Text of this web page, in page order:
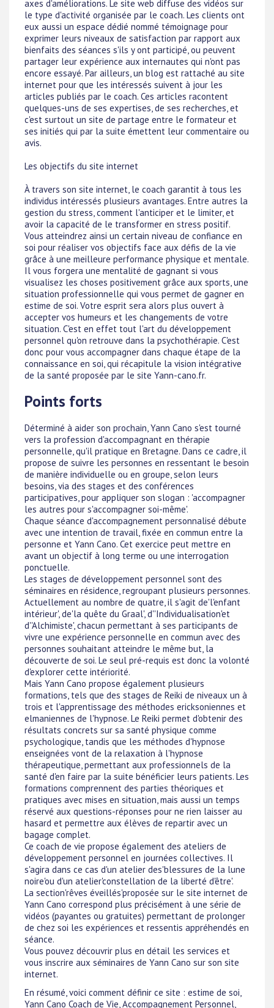
axes d'améliorations. Le site web diffuse des vidéos sur
le type d'activité organisée par le coach. Les clients ont
eux aussi un espace dédié nommé témoignage pour
exprimer leurs niveaux de satisfaction par rapport aux
bienfaits des séances s'ils y ont participé, ou peuvent
partager leur expérience aux internautes qui n'ont pas
encore essayé. Par ailleurs, un blog est rattaché au site
internet pour que les intéressés suivent à jour les
articles publiés par le coach. Ces articles racontent
quelques-uns de ses expertises, de ses recherches, et
c'est surtout un site de partage entre le formateur et
ses initiés qui par la suite émettent leur commentaire ou
avis.
Les objectifs du site internet
À travers son site internet, le coach garantit à tous les
individus intéressés plusieurs avantages. Entre autres la
gestion du stress, comment l'anticiper et le limiter, et
avoir la capacité de le transformer en stress positif.
Vous atteindrez ainsi un certain niveau de confiance en
soi pour réaliser vos objectifs face aux défis de la vie
grâce à une meilleure performance physique et mentale.
Il vous forgera une mentalité de gagnant si vous
visualisez les choses positivement grâce aux sports, une
situation professionnelle qui vous permet de gagner en
estime de soi. Votre esprit sera alors plus ouvert à
accepter vos humeurs et les changements de votre
situation. C'est en effet tout l'art du développement
personnel qu'on retrouve dans la psychothérapie. C'est
donc pour vous accompagner dans chaque étape de la
connaissance en soi, qui récapitule la vision intégrative
de la santé proposée par le site Yann-cano.fr.
Points forts
Déterminé à aider son prochain, Yann Cano s'est tourné
vers la profession d'accompagnant en thérapie
personnelle, qu'il pratique en Bretagne. Dans ce cadre, il
propose de suivre les personnes en ressentant le besoin
de manière individuelle ou en groupe, selon leurs
besoins, via des stages et des conférences
participatives, pour appliquer son slogan : 'accompagner
les autres pour s'accompagner soi-même'.
Chaque séance d'accompagnement personnalisé débute
avec une intention de travail, fixée en commun entre la
personne et Yann Cano. Cet exercice peut mettre en
avant un objectif à long terme ou une interrogation
ponctuelle.
Les stages de développement personnel sont des
séminaires en résidence, regroupant plusieurs personnes.
Actuellement au nombre de quatre, il s'agit de'l'enfant
intérieur', de'la quête du Graal', d''Individualisation'et
d''Alchimiste', chacun permettant à ses participants de
vivre une expérience personnelle en commun avec des
personnes souhaitant atteindre le même but, la
découverte de soi. Le seul pré-requis est donc la volonté
d'explorer cette intériorité.
Mais Yann Cano propose également plusieurs
formations, tels que des stages de Reiki de niveaux un à
trois et l'apprentissage des méthodes ericksoniennes et
elmaniennes de l'hypnose. Le Reiki permet d'obtenir des
résultats concrets sur sa santé physique comme
psychologique, tandis que les méthodes d'hypnose
enseignées vont de la relaxation à l'hypnose
thérapeutique, permettant aux professionnels de la
santé d'en faire par la suite bénéficier leurs patients. Les
formations comprennent des parties théoriques et
pratiques avec mises en situation, mais aussi un temps
réservé aux questions-réponses pour ne rien laisser au
hasard et permettre aux élèves de repartir avec un
bagage complet.
Ce coach de vie propose également des ateliers de
développement personnel en journées collectives. Il
s'agira dans ce cas d'un atelier des'blessures de la lune
noire'ou d'un atelier'constellation de la liberté d'être'.
La section'rêves éveillés'proposée sur le site internet de
Yann Cano correspond plus précisément à une série de
vidéos (payantes ou gratuites) permettant de prolonger
de chez soi les expériences et ressentis appréhendés en
séance.
Vous pouvez découvrir plus en détail les services et
vous inscrire aux séminaires de Yann Cano sur son site
internet.
En résumé, voici comment définir ce site : estime de soi,
Yann Cano Coach de Vie, Accompagnement Personnel,